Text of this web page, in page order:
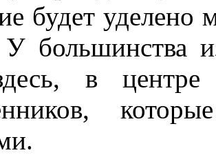
будет уделено
большинства
в центре